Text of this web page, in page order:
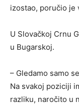
izostao, poručio je
U Slovačkoj Crnu
u Bugarskoj.
– Gledamo samo
Na svakoj poziciji
razliku, naročito u